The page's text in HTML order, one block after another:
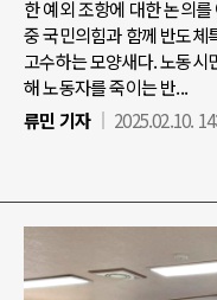
한 예외 조항에 대한 논의
중 국민의힘과 함께 반도체
고수하는 모양새다. 노동
해 노동자를 죽이는 반...
류민 기자
2025.02.10.